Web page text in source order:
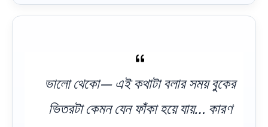
ভালো থেকো— এই কথাটা বলার সময় বুকের
ভিতরটা কেমন যেন ফাঁকা হয়ে যায়… কারণ